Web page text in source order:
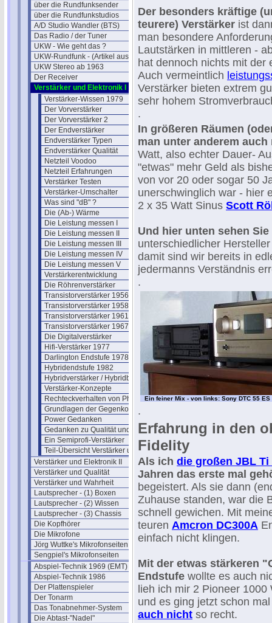
über die Rundfunksender
über die Rundfunkstudios
A/D Studio Wandler (BTS)
Das Radio / der Tuner
UKW - Wie geht das ?
UKW-Rundfunk - (Artikel aus 1950)
UKW Stereo ab 1963
Der Receiver
Verstärker und Elektronik I
Verstärker-Wissen 1979
Der Vorverstärker
Der Vorverstärker 2
Der Endverstärker
Endverstärker Typen
Endverstärker Qualität
Netzteil Voodoo
Netzteil Erfahrungen
Verstärker Testen
Verstärker-Umschalter
Was sind "dB" ?
Die (Ab-) Wärme
Die Leistung messen I
Die Leistung messen II
Die Leistung messen III
Die Leistung messen IV
Die Leistung messen V
Verstärkerentwicklung
Die Röhrenverstärker
Transistorverstärker 1956
Transistorverstärker 1958
Transistorverstärker 1961
Transistorverstärker 1967
Die Digitalverstärker
Hifi-Verstärker 1977
Darlington Endstufe 1978
Hybridendstufe 1982
Hybridverstärker / Hybridbaustein
Verstärker-Konzepte
Rechteckverhalten von Phono-Preamps
Grundlagen der Gegenkopplung
Power Gedanken
Gedanken zu Qualität und Netzteilen
Ein Semiprofi-Verstärker
Teil-Übersicht Verstärker und Elektronik
Verstärker und Elektronik II
Verstärker und Qualität
Verstärker und Wahrheit
Lautsprecher - (1) Boxen
Lautsprecher - (2) Wissen
Lautsprecher - (3) Chassis
Die Kopfhörer
Die Mikrofone
Jörg Wuttke's Mikrofonseiten
Sengpiel's Mikrofonseiten
Abspiel-Technik 1969 (EMT)
Abspiel-Technik 1986
Der Plattenspieler
Der Tonarm
Das Tonabnehmer-System
Die Abtast-"Nadel"
Der besonders kräftige
teurere) Verstärker ist
man besondere
Lautstärken in mittleren -
hat dennoch nichts mit der
Auch vermeintlich
Verstärker bieten extrem
sehr hohem
.
In größeren Räumen
man unter anderem
Watt, also echter Dauer-
"etwas" mehr Geld als
von vor 20 oder sogar 50
unerschwinglich war - hier
2 x 35 Watt Sinus Scott
Und hier unten sehen
unterschiedlicher
damit sind wir bereits in
jedermanns Verständnis
.
Ein feiner Mix - von links: Sony DTC 55
.
Erfahrung in den
Fidelity
Als ich die großen JBL Ti
Jahren das erste mal
begeistert. Als sie dann
Zuhause standen, war die
schnell gewichen. Mit
teuren Amcron DC300A
einfach nicht klingen.
Mit der etwas stärkeren
Endstufe wollte es auch
lieh ich mir 2 Pioneer 1000
und es ging jetzt schon
auch nicht so recht.